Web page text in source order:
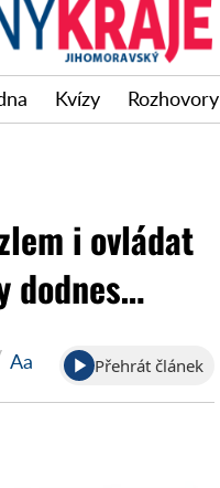
Kvízy Rozhovory
i ovládat
dodnes…
Aa Přehrát článek